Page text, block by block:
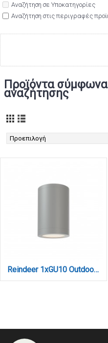
Αναζήτηση σε Υποκατηγορίες
Αναζήτηση στις περιγραφές
Προϊόντα
αναζήτησης
Reindeer 1xGU10 Outdoor Ceiling Down Light Grey D:14.1cmx9,4cm (80300534)